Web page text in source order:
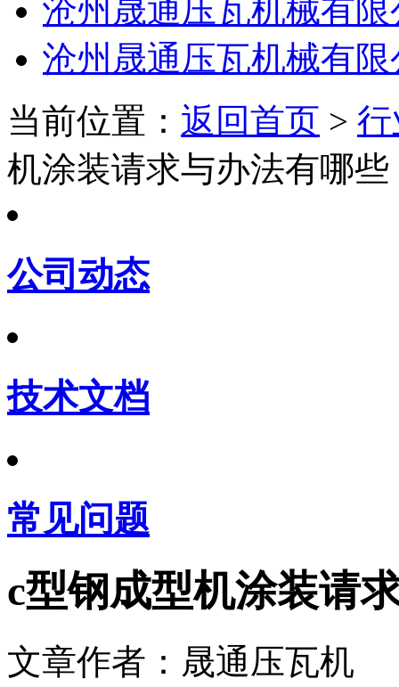
沧州晟通压瓦机械有限
沧州晟通压瓦机械有限
当前位置： 返回首页 >
机涂装请求与办法有哪些
公司动态
技术文档
常见问题
c型钢成型机涂装请
文章作者：晟通压瓦